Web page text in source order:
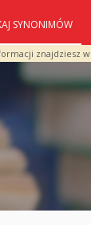
znajdziesz w
SYNONIMÓW